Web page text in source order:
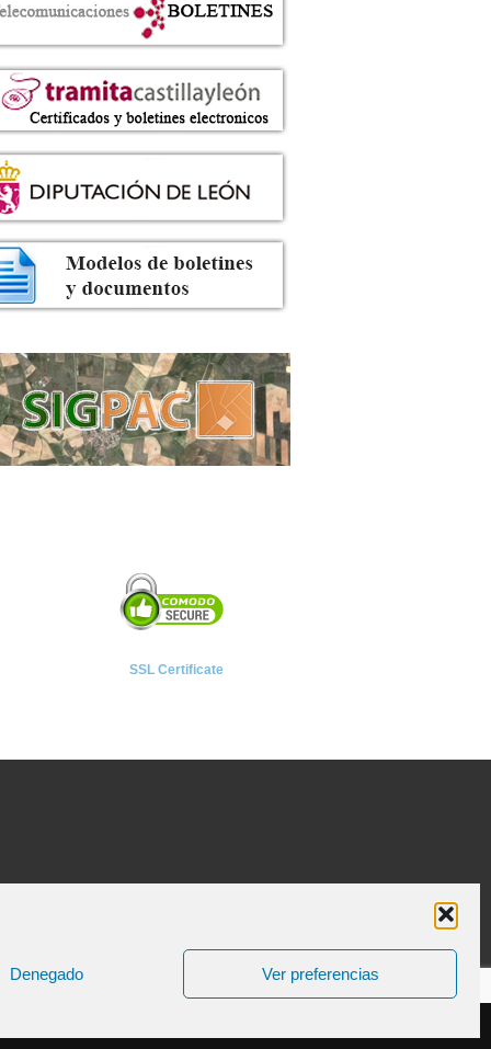
Denegado Ver preferencias
SSL Certificate